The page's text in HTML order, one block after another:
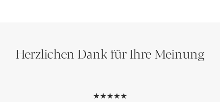
Herzlichen Dank für Ihre Meinung
★★★★★